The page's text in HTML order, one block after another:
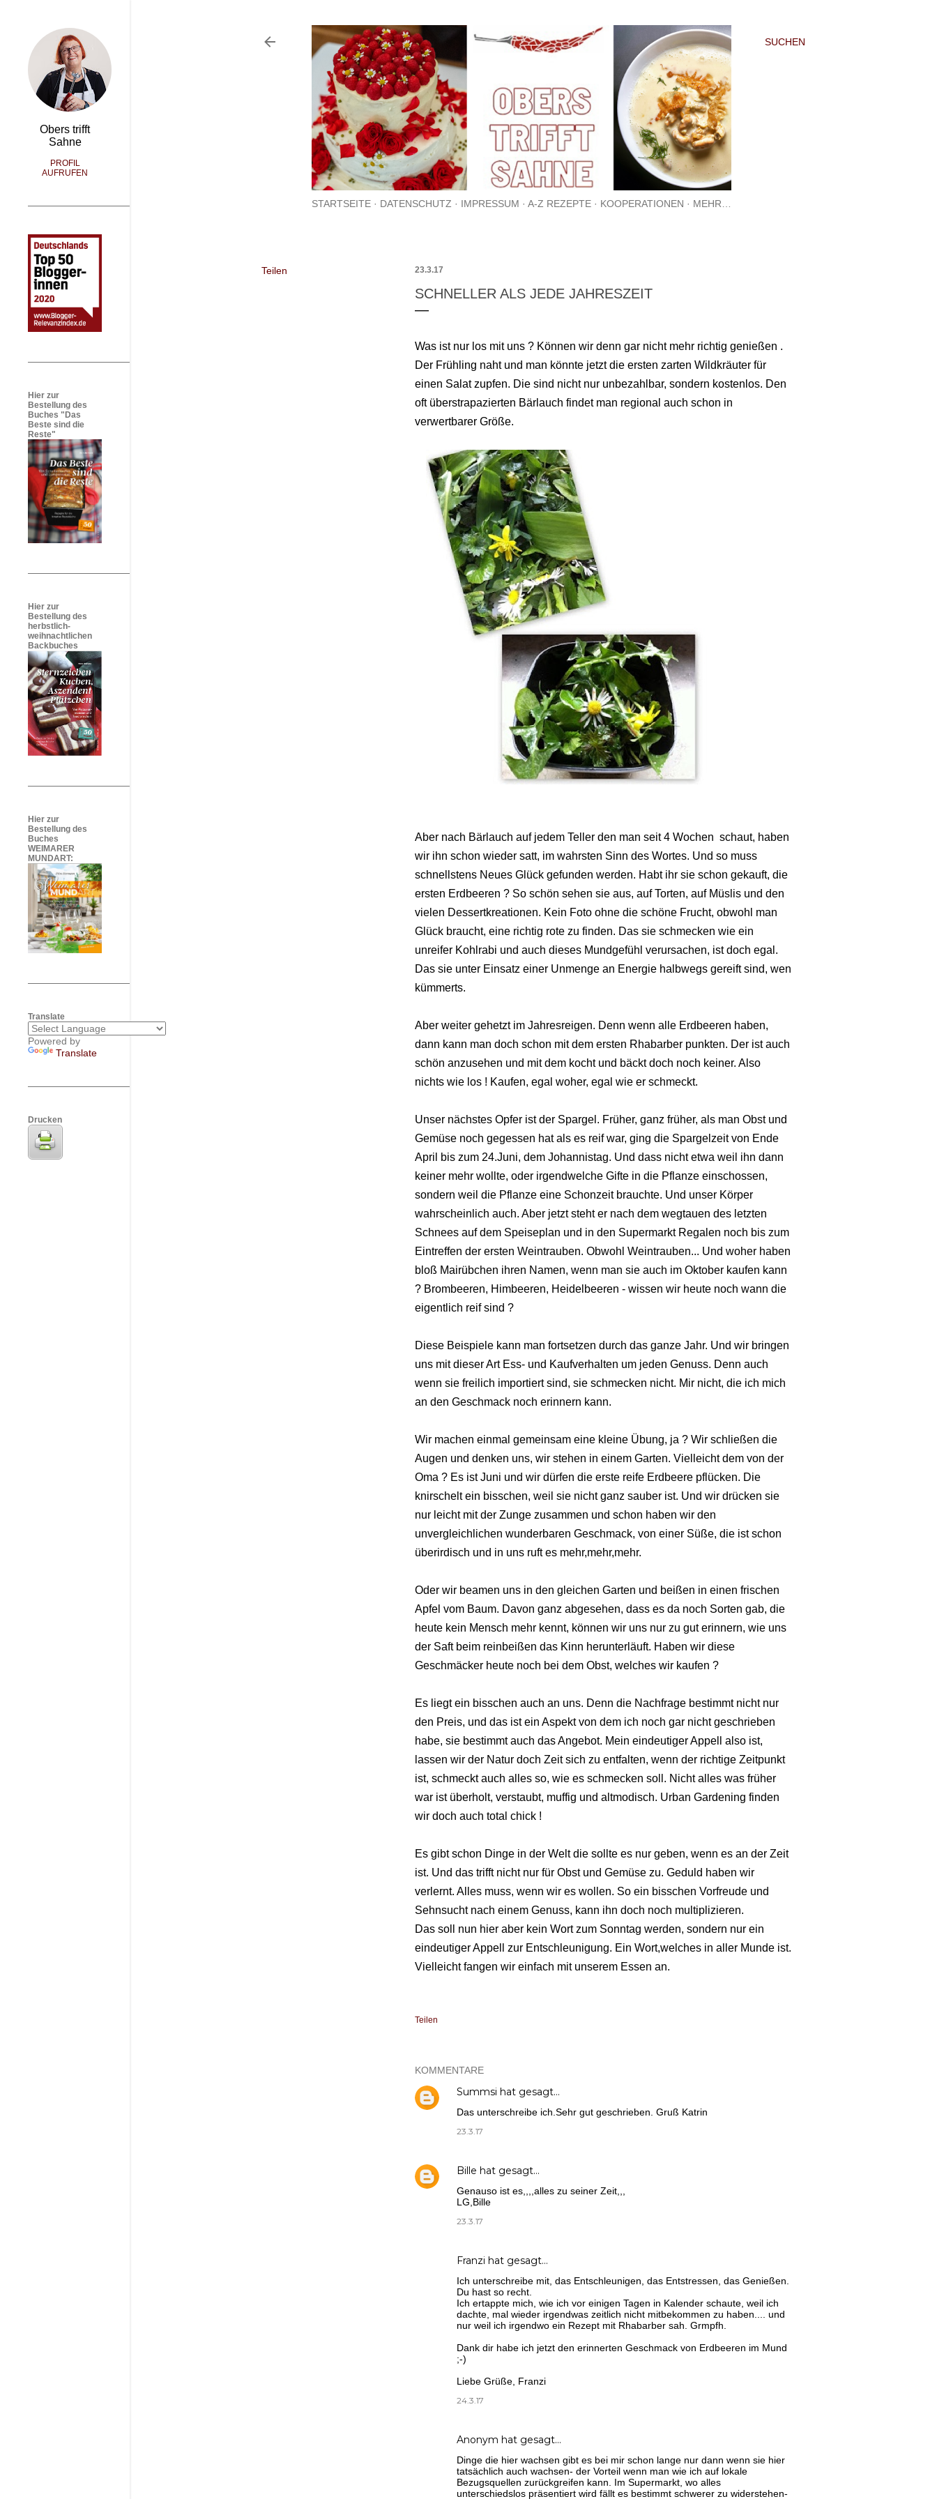
SUCHEN
STARTSEITE DATENSCHUTZ IMPRESSUM A-Z REZEPTE KOOPERATIONEN MEHR…
Teilen 23.3.17
SCHNELLER ALS JEDE JAHRESZEIT
Was ist nur los mit uns ? Können wir denn gar nicht mehr richtig genießen .
Der Frühling naht und man könnte jetzt die ersten zarten Wildkräuter für
einen Salat zupfen. Die sind nicht nur unbezahlbar, sondern kostenlos. Den
oft überstrapazierten Bärlauch findet man regional auch schon in
verwertbarer Größe.
Aber nach Bärlauch auf jedem Teller den man seit 4 Wochen schaut, haben
wir ihn schon wieder satt, im wahrsten Sinn des Wortes. Und so muss
schnellstens Neues Glück gefunden werden. Habt ihr sie schon gekauft, die
ersten Erdbeeren ? So schön sehen sie aus, auf Torten, auf Müslis und den
vielen Dessertkreationen. Kein Foto ohne die schöne Frucht, obwohl man
Glück braucht, eine richtig rote zu finden. Das sie schmecken wie ein
unreifer Kohlrabi und auch dieses Mundgefühl verursachen, ist doch egal.
Das sie unter Einsatz einer Unmenge an Energie halbwegs gereift sind, wen
kümmerts.
Aber weiter gehetzt im Jahresreigen. Denn wenn alle Erdbeeren haben,
dann kann man doch schon mit dem ersten Rhabarber punkten. Der ist auch
schön anzusehen und mit dem kocht und bäckt doch noch keiner. Also
nichts wie los ! Kaufen, egal woher, egal wie er schmeckt.
Unser nächstes Opfer ist der Spargel. Früher, ganz früher, als man Obst und
Gemüse noch gegessen hat als es reif war, ging die Spargelzeit von Ende
April bis zum 24.Juni, dem Johannistag. Und dass nicht etwa weil ihn dann
keiner mehr wollte, oder irgendwelche Gifte in die Pflanze einschossen,
sondern weil die Pflanze eine Schonzeit brauchte. Und unser Körper
wahrscheinlich auch. Aber jetzt steht er nach dem wegtauen des letzten
Schnees auf dem Speiseplan und in den Supermarkt Regalen noch bis zum
Eintreffen der ersten Weintrauben. Obwohl Weintrauben... Und woher haben
bloß Mairübchen ihren Namen, wenn man sie auch im Oktober kaufen kann
? Brombeeren, Himbeeren, Heidelbeeren - wissen wir heute noch wann die
eigentlich reif sind ?
Diese Beispiele kann man fortsetzen durch das ganze Jahr. Und wir bringen
uns mit dieser Art Ess- und Kaufverhalten um jeden Genuss. Denn auch
wenn sie freilich importiert sind, sie schmecken nicht. Mir nicht, die ich mich
an den Geschmack noch erinnern kann.
Wir machen einmal gemeinsam eine kleine Übung, ja ? Wir schließen die
Augen und denken uns, wir stehen in einem Garten. Vielleicht dem von der
Oma ? Es ist Juni und wir dürfen die erste reife Erdbeere pflücken. Die
knirschelt ein bisschen, weil sie nicht ganz sauber ist. Und wir drücken sie
nur leicht mit der Zunge zusammen und schon haben wir den
unvergleichlichen wunderbaren Geschmack, von einer Süße, die ist schon
überirdisch und in uns ruft es mehr,mehr,mehr.
Oder wir beamen uns in den gleichen Garten und beißen in einen frischen
Apfel vom Baum. Davon ganz abgesehen, dass es da noch Sorten gab, die
heute kein Mensch mehr kennt, können wir uns nur zu gut erinnern, wie uns
der Saft beim reinbeißen das Kinn herunterläuft. Haben wir diese
Geschmäcker heute noch bei dem Obst, welches wir kaufen ?
Es liegt ein bisschen auch an uns. Denn die Nachfrage bestimmt nicht nur
den Preis, und das ist ein Aspekt von dem ich noch gar nicht geschrieben
habe, sie bestimmt auch das Angebot. Mein eindeutiger Appell also ist,
lassen wir der Natur doch Zeit sich zu entfalten, wenn der richtige Zeitpunkt
ist, schmeckt auch alles so, wie es schmecken soll. Nicht alles was früher
war ist überholt, verstaubt, muffig und altmodisch. Urban Gardening finden
wir doch auch total chick !
Es gibt schon Dinge in der Welt die sollte es nur geben, wenn es an der Zeit
ist. Und das trifft nicht nur für Obst und Gemüse zu. Geduld haben wir
verlernt. Alles muss, wenn wir es wollen. So ein bisschen Vorfreude und
Sehnsucht nach einem Genuss, kann ihn doch noch multiplizieren.
Das soll nun hier aber kein Wort zum Sonntag werden, sondern nur ein
eindeutiger Appell zur Entschleunigung. Ein Wort,welches in aller Munde ist.
Vielleicht fangen wir einfach mit unserem Essen an.
Teilen
KOMMENTARE
Summsi hat gesagt…
Das unterschreibe ich.Sehr gut geschrieben. Gruß Katrin
23.3.17
Bille hat gesagt…
Genauso ist es,,,,alles zu seiner Zeit,,,
LG,Bille
23.3.17
Franzi hat gesagt…
Ich unterschreibe mit, das Entschleunigen, das Entstressen, das Genießen.
Du hast so recht.
Ich ertappte mich, wie ich vor einigen Tagen in Kalender schaute, weil ich
dachte, mal wieder irgendwas zeitlich nicht mitbekommen zu haben.... und
nur weil ich irgendwo ein Rezept mit Rhabarber sah. Grmpfh.
Dank dir habe ich jetzt den erinnerten Geschmack von Erdbeeren im Mund
;-)
Liebe Grüße, Franzi
24.3.17
Anonym hat gesagt…
Dinge die hier wachsen gibt es bei mir schon lange nur dann wenn sie hier
tatsächlich auch wachsen- der Vorteil wenn man wie ich auf lokale
Bezugsquellen zurückgreifen kann. Im Supermarkt, wo alles
unterschiedslos präsentiert wird fällt es bestimmt schwerer zu widerstehen-
Obers trifft
Sahne
PROFIL
AUFRUFEN
Hier zur
Bestellung des
Buches "Das
Beste sind die
Reste"
Hier zur
Bestellung des
herbstlich-
weihnachtlichen
Backbuches
Hier zur
Bestellung des
Buches
WEIMARER
MUNDART:
Translate
Powered by
Translate
Drucken